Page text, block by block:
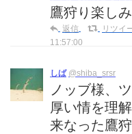
鷹狩り楽し
返信 リツイ
11:57:00
しば @shiba_srsr
ノッブ様、
厚い情を理
来なった鷹